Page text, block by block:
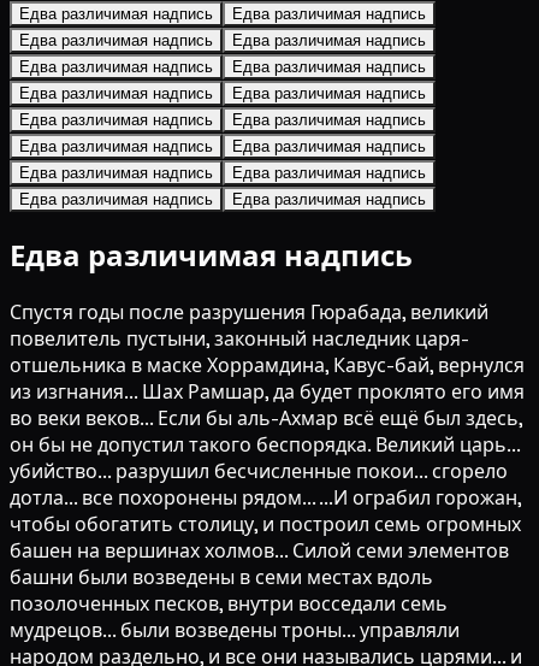
Едва различимая надпись
Едва различимая надпись
Едва различимая надпись
Едва различимая надпись
Едва различимая надпись
Едва различимая надпись
Едва различимая надпись
Едва различимая надпись
Едва различимая надпись
Едва различимая надпись
Едва различимая надпись
Едва различимая надпись
Едва различимая надпись
Едва различимая надпись
Едва различимая надпись
Едва различимая надпись
Едва различимая надпись
Спустя годы после разрушения Гюрабада, великий
повелитель пустыни, законный наследник царя-
отшельника в маске Хоррамдина, Кавус-бай, вернулся
из изгнания... Шах Рамшар, да будет проклято его имя
во веки веков... Если бы аль-Ахмар всё ещё был здесь,
он бы не допустил такого беспорядка. Великий царь...
убийство... разрушил бесчисленные покои... сгорело
дотла... все похоронены рядом... ...И ограбил горожан,
чтобы обогатить столицу, и построил семь огромных
башен на вершинах холмов... Силой семи элементов
башни были возведены в семи местах вдоль
позолоченных песков, внутри восседали семь
мудрецов... были возведены троны... управляли
народом раздельно, и все они назывались царями... и